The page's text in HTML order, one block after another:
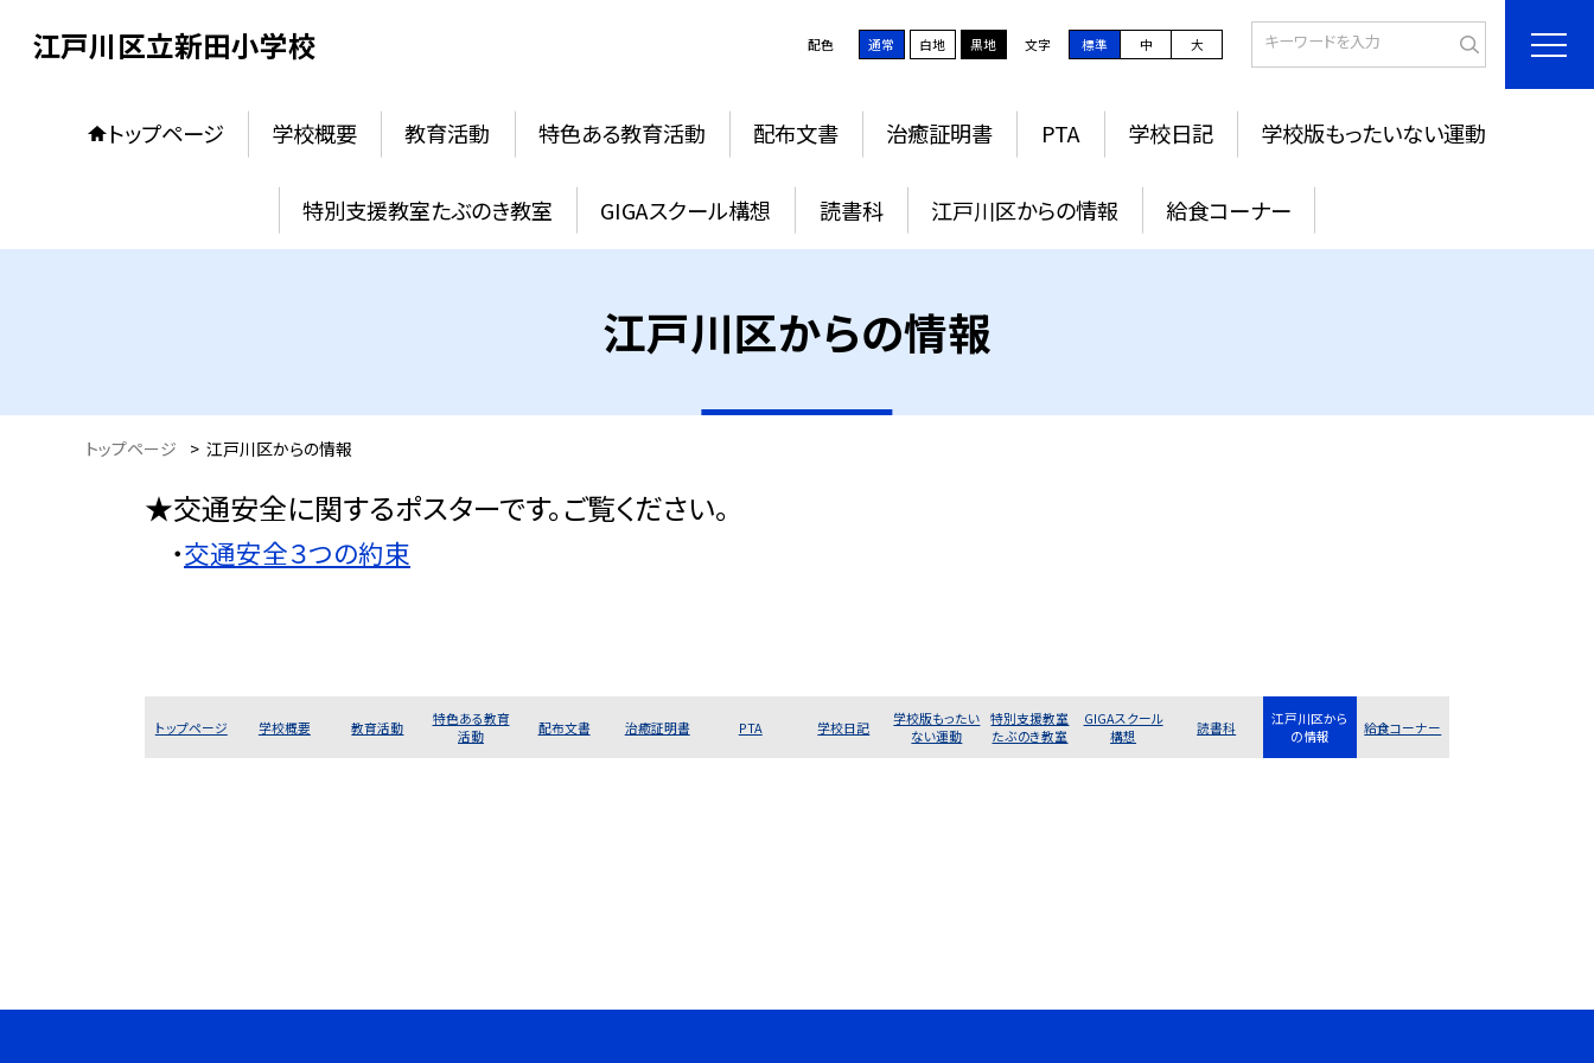
江戸川区立新田小学校 配色 通常 白地 黒地 文字 標準 中 大
トップページ 学校概要 教育活動 特色ある教育活動 配布文書 治癒証明書 PTA 学校日記 学校版もったいない運動
特別支援教室たぶのき教室 GIGAスクール構想 読書科 江戸川区からの情報 給食コーナー
江戸川区からの情報
トップページ > 江戸川区からの情報
★交通安全に関するポスターです。ご覧ください。
・交通安全３つの約束
トップページ 学校概要 教育活動
特色ある教育
活動
配布文書 治癒証明書 PTA 学校日記
学校版もったい
ない運動
特別支援教室
たぶのき教室
GIGAスクール
構想
読書科
江戸川区から
の情報
給食コーナー